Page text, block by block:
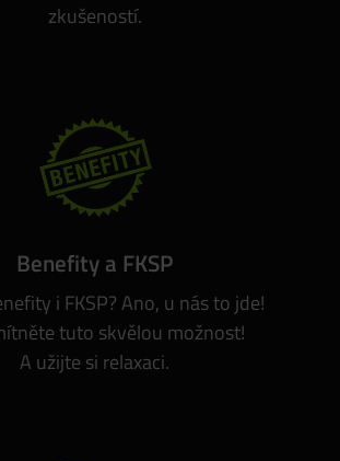
zkušeností.
Benefity a FKSP
i FKSP? Ano, u nás to jde!
tuto skvělou možnost!
A užijte si relaxaci.